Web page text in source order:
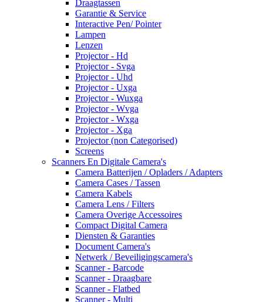
Draagtassen
Garantie & Service
Interactive Pen/ Pointer
Lampen
Lenzen
Projector - Hd
Projector - Svga
Projector - Uhd
Projector - Uxga
Projector - Wuxga
Projector - Wvga
Projector - Wxga
Projector - Xga
Projector (non Categorised)
Screens
Scanners En Digitale Camera's
Camera Batterijen / Opladers / Adapters
Camera Cases / Tassen
Camera Kabels
Camera Lens / Filters
Camera Overige Accessoires
Compact Digital Camera
Diensten & Garanties
Document Camera's
Netwerk / Beveiligingscamera's
Scanner - Barcode
Scanner - Draagbare
Scanner - Flatbed
Scanner - Multi